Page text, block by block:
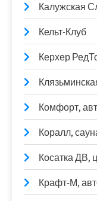
Калужская
Кельт-Клуб
Керхер
Комфорт,
Коралл,
Косатка ДВ,
Крафт-М,